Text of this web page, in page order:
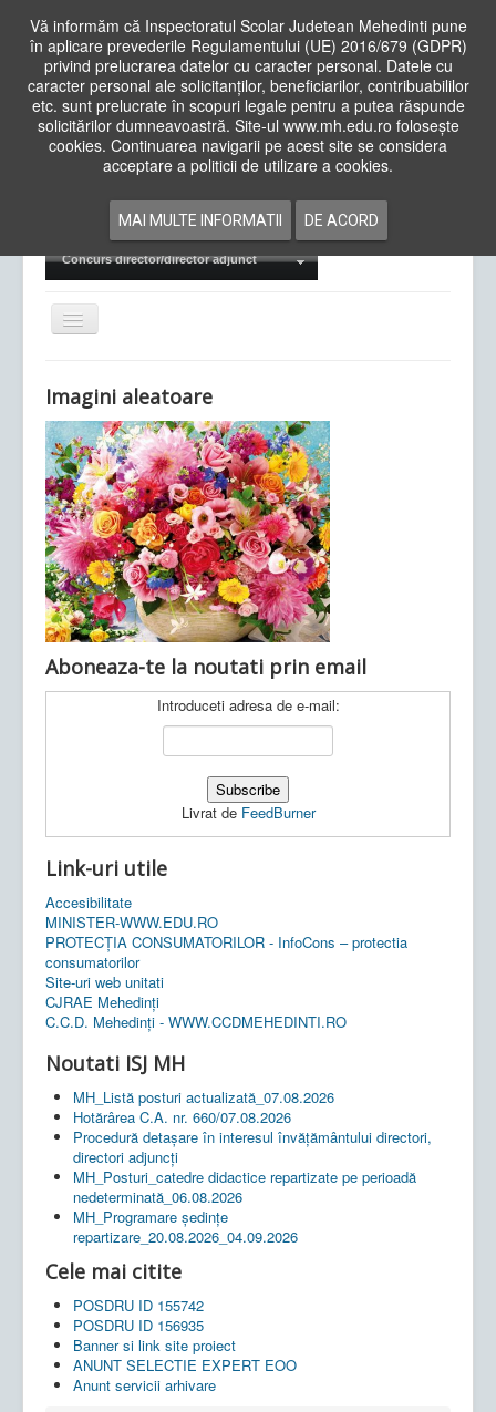
Vă informăm că Inspectoratul Scolar Judetean Mehedinti pune
în aplicare prevederile Regulamentului (UE) 2016/679 (GDPR)
privind prelucrarea datelor cu caracter personal. Datele cu
caracter personal ale solicitanților, beneficiarilor, contribuabililor
etc. sunt prelucrate în scopuri legale pentru a putea răspunde
solicitărilor dumneavoastră. Site-ul www.mh.edu.ro folosește
cookies. Continuarea navigarii pe acest site se considera
acceptare a politicii de utilizare a cookies.
MAI MULTE INFORMATII DE ACORD
Cauta
in
siteAcasa Cadre Didactice
Examene Naționale
Concurs director/director adjunct
Comută
navigarea
Ultimele articole: Vi, 04.11.2022 -Inspectoratul Școlar
Județean Mehedinți
Imagini aleatoare
Aboneaza-te la noutati prin email
Introduceti adresa de e-mail:
Livrat de FeedBurner
Link-uri utile
Accesibilitate
MINISTER-WWW.EDU.RO
PROTECȚIA CONSUMATORILOR - InfoCons – protectia
consumatorilor
Site-uri web unitati
CJRAE Mehedinți
C.C.D. Mehedinţi - WWW.CCDMEHEDINTI.RO
Noutati ISJ MH
MH_Listă posturi actualizată_07.08.2026
Hotărârea C.A. nr. 660/07.08.2026
Procedură detașare în interesul învățământului directori,
directori adjuncți
MH_Posturi_catedre didactice repartizate pe perioadă
nedeterminată_06.08.2026
MH_Programare ședințe
repartizare_20.08.2026_04.09.2026
Cele mai citite
POSDRU ID 155742
POSDRU ID 156935
Banner si link site proiect
ANUNT SELECTIE EXPERT EOO
Anunt servicii arhivare